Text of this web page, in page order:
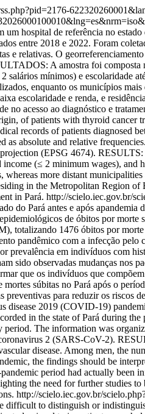
um hospital de referência no
entre 2018 e 2022. Foram
e relativas. O
A amostra foi composta
salários mínimos) e escolaridade
enquanto os municípios
escolaridade e renda, e
no acesso ao diagnóstico e
of patients with thyroid
records of patients diagnosed
as absolute and relative
(EPSG 4674).
(≤ 2 minimum wages), and
whereas more distant
in the Metropolitan Region of
in Pará. http://scielo.iec.gov.br/
do Pará antes e após
de óbitos por morte
totalizando 1476 óbitos por
pandêmico com a infecção
prevalência em indivíduos com
sido observadas mudanças nos
que os indivíduos que
súbitas no Pará após o
preventivas para reduzir os
disease 2019 (COVID-19)
in the state of Pará during
period. The information was
2 (SARS-CoV-2).
disease. Among men, the
the findings should be
pandemic period had actually
the need for further studies to
http://scielo.iec.gov.br/
difficult to distinguish or